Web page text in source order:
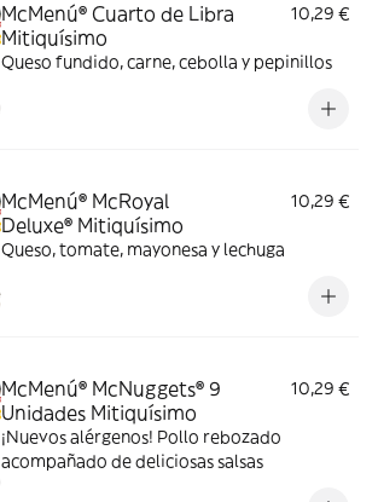
McMenú® Cuarto de Libra
Mitiquísimo
10,29 €
Queso fundido, carne, cebolla y pepinillos
McMenú® McRoyal
Deluxe® Mitiquísimo
10,29 €
Queso, tomate, mayonesa y lechuga
McMenú® McNuggets® 9
Unidades Mitiquísimo
10,29 €
¡Nuevos alérgenos! Pollo rebozado
acompañado de deliciosas salsas